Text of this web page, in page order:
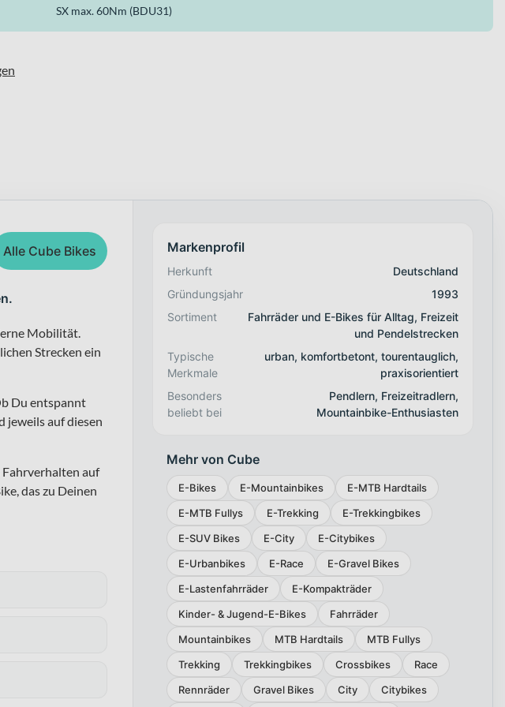
SX max. 60Nm (BDU31)
Alle Cube Bikes
Mobilität.
Strecken ein
Du entspannt
jeweils auf diesen
Fahrverhalten auf
das zu Deinen
Markenprofil
Herkunft
Deutschland
Gründungsjahr
1993
Sortiment
Fahrräder und E-Bikes für Alltag, Freizeit
und Pendelstrecken
Typische
Merkmale
urban, komfortbetont, tourentauglich,
praxisorientiert
Besonders
beliebt bei
Pendlern, Freizeitradlern,
Mountainbike-Enthusiasten
Mehr von Cube
E-Bikes E-Mountainbikes
E-MTB Hardtails
E-MTB Fullys
E-Trekking
E-Trekkingbikes
E-SUV Bikes
E-City
E-Citybikes
E-Urbanbikes
E-Race
E-Gravel Bikes
E-Lastenfahrräder
E-Kompakträder
Kinder- & Jugend-E-Bikes
Fahrräder
Mountainbikes
MTB Hardtails
MTB Fullys
Trekking
Trekkingbikes Crossbikes
Race
Rennräder
Gravel Bikes City Citybikes